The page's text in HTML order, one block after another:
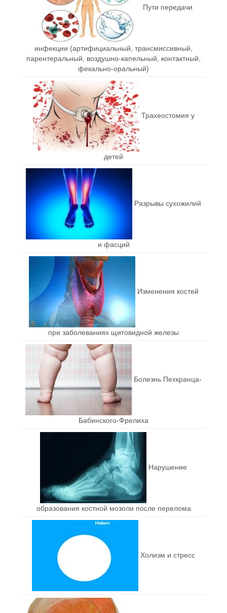
Пути передачи
инфекции (артифициальный, трансмиссивный,
парентеральный, воздушно-капельный, контактный,
фекально-оральный)
Трахеостомия у
детей
Разрывы сухожилий
и фасций
Изменения костей
при заболеваниях щитовидной железы
Болезнь Пехкранца-
Бабинского-Фрелиха
Нарушение
образования костной мозоли после перелома
Холизм и стресс